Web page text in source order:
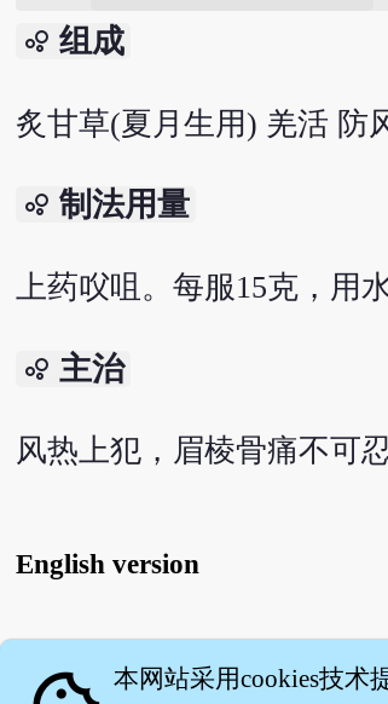
bubble_chart 组成
炙甘草(夏月生用) 羌活 防
bubble_chart 制法用量
上药㕮咀。每服15克，用
bubble_chart 主治
风热上犯，眉棱骨痛不可
English version
本网站采用cookies技术